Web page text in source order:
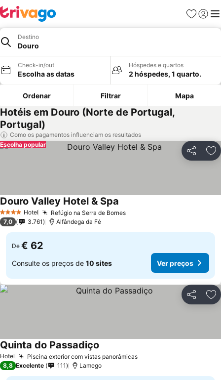
Favoritos
Iniciar
Destino
Douro
Check-in/out
Escolha as datas
Hóspedes e quartos
2 hóspedes, 1 quarto.
Ordenar Filtrar Mapa
Hotéis em Douro (Norte de Portugal,
Portugal)
Como os pagamentos influenciam os resultados
Partilhar
Escolha popular
4 EstrelasHotel Refúgio na Serra de Bornes
Douro Valley Hotel & Spa
7,0 3.761 Alfândega da Fé
De € 62
Consulte os preços de 10 sites Ver preços
Partilhar
Hotel Piscina exterior com vistas panorâmicas
Quinta do Passadiço
8,8 Excelente 111 Lamego